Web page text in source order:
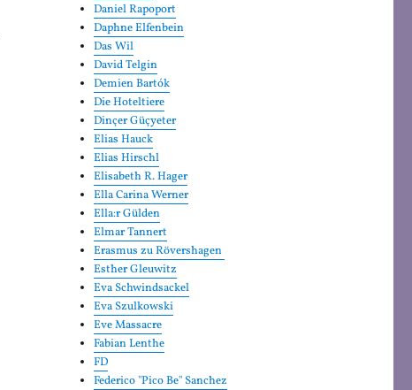
Daniel Rapoport
Daphne Elfenbein
Das Wil
David Telgin
Demien Bartók
Die Hoteltiere
Dinçer Güçyeter
Elias Hauck
Elias Hirschl
Elisabeth R. Hager
Ella Carina Werner
Ella:r Gülden
Elmar Tannert
Erasmus zu Rövershagen
Esther Gleuwitz
Eva Schwindsackel
Eva Szulkowski
Eve Massacre
Fabian Lenthe
FD
Federico "Pico Be" Sanchez